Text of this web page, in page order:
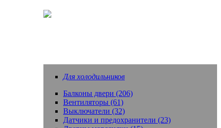
Для холодильников
Балконы двери (206)
Вентиляторы (61)
Выключатели (32)
Датчики и предохранители (23)